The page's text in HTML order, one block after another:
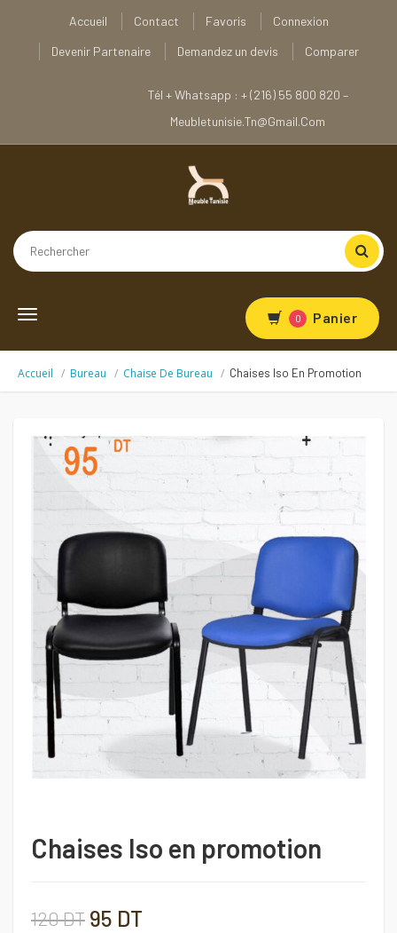
Accueil Contact Favoris
Connexion
Devenir Partenaire
Demandez un devis Comparer
Tél + Whatsapp : + (216) 55 800 820 –
Meubletunisie.tn@gmail.com
Toggle
0 Panier
Accueil Bureau Chaise De Bureau Chaises Iso En Promotion
Chaises Iso en promotion
120DT Le
95 DT